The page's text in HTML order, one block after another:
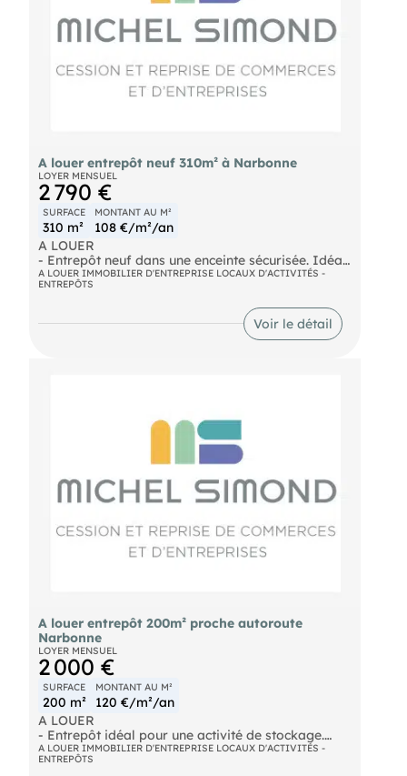
A louer entrepôt neuf 310m² à Narbonne
LOYER MENSUEL
2 790 €
SURFACE
310 m²
MONTANT AU M²
108 €/m²/an
A LOUER
- Entrepôt neuf dans une enceinte sécurisée. Idéal
pour activité de stockage. Accès poids lourds avec
aire de retournement. Porte 3x3 plus accès piétons.
demande, nous consulter. Loyer mensuel : 2.790€
A LOUER IMMOBILIER D'ENTREPRISE LOCAUX D'ACTIVITÉS -
ENTREPÔTS
Voir le détail
A louer entrepôt 200m² proche autoroute
Narbonne
LOYER MENSUEL
2 000 €
SURFACE
200 m²
MONTANT AU M²
120 €/m²/an
A LOUER
- Entrepôt idéal pour une activité de stockage.
Implanté stratégiquement près de l'autoroute. La
cellule est très bien isolé et de conception
A LOUER IMMOBILIER D'ENTREPRISE LOCAUX D'ACTIVITÉS -
ENTREPÔTS